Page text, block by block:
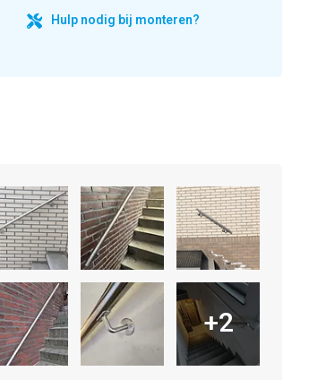
Hulp nodig bij monteren?
+2